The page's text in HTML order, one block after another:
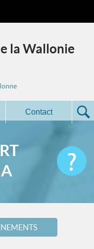
la Wallonie
Contact